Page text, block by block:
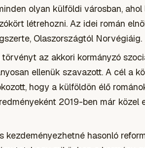
olyan külföldi városban,
létrehozni. Az idei román
Olaszországtól Norvégiáig.
az akkori kormányzó
ellenük szavazott. A cél a
hogy a külföldön élő
2019-ben már közel
hasonló